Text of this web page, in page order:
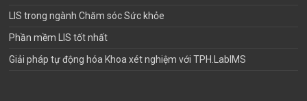
LIS trong ngành Chăm sóc Sức khỏe
Phần mềm LIS tốt nhất
Giải pháp tự động hóa Khoa xét nghiệm với TPH.LabIMS